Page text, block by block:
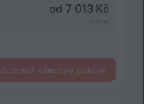
od 7 013 Kč
Zobrazit všechny pokoje